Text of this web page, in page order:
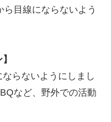
目線にならないよう
らないようにしまし
など、野外での活動